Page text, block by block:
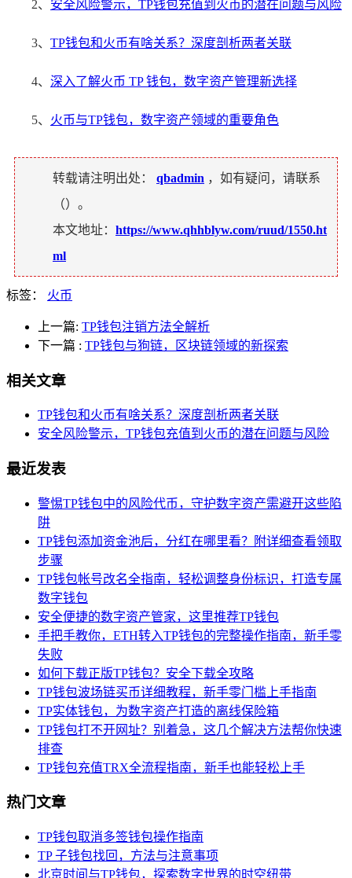
2、 安全风险警示，TP钱包充值到火币的潜在问题与风险
3、 TP钱包和火币有啥关系？深度剖析两者关联
4、 深入了解火币 TP 钱包，数字资产管理新选择
5、 火币与TP钱包，数字资产领域的重要角色
转载请注明出处： qbadmin ，如有疑问，请联系
（）。
本文地址： https://www.qhhblyw.com/ruud/1550.ht
ml
标签： 火币
上一篇: TP钱包注销方法全解析
下一篇 : TP钱包与狗链，区块链领域的新探索
相关文章
TP钱包和火币有啥关系？深度剖析两者关联
安全风险警示，TP钱包充值到火币的潜在问题与风险
最近发表
警惕TP钱包中的风险代币，守护数字资产需避开这些陷
阱
TP钱包添加资金池后，分红在哪里看？附详细查看领取
步骤
TP钱包帐号改名全指南，轻松调整身份标识，打造专属
数字钱包
安全便捷的数字资产管家，这里推荐TP钱包
手把手教你，ETH转入TP钱包的完整操作指南，新手零
失败
如何下载正版TP钱包？安全下载全攻略
TP钱包波场链买币详细教程，新手零门槛上手指南
TP实体钱包，为数字资产打造的离线保险箱
TP钱包打不开网址？别着急，这几个解决方法帮你快速
排查
TP钱包充值TRX全流程指南，新手也能轻松上手
热门文章
TP钱包取消多签钱包操作指南
TP 子钱包找回，方法与注意事项
北京时间与TP钱包，探索数字世界的时空纽带